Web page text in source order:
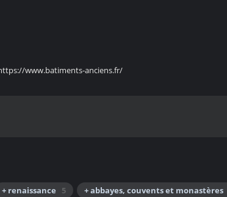
www.batiments-anciens.fr/
+ renaissance 5 + abbayes, couvents et monastères